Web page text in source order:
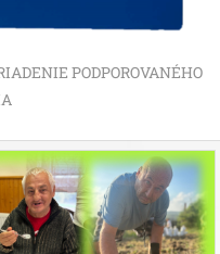
PODPOROVANÉHO